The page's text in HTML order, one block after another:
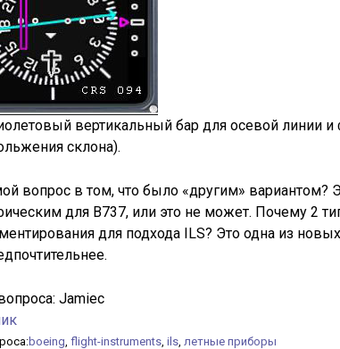
вертикальный бар для осевой линии
склона).
вопрос в том, что было «другим» вариантом?
для B737, или это не может. Почему 2
для подхода ILS? Это одна из
Jamiec
boeing, flight-instruments, ils, летные приборы